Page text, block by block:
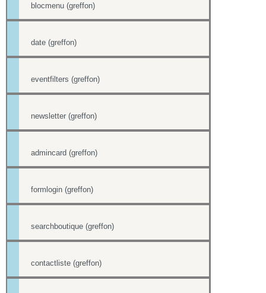
blocmenu (greffon)
date (greffon)
eventfilters (greffon)
newsletter (greffon)
admincard (greffon)
formlogin (greffon)
searchboutique (greffon)
contactliste (greffon)